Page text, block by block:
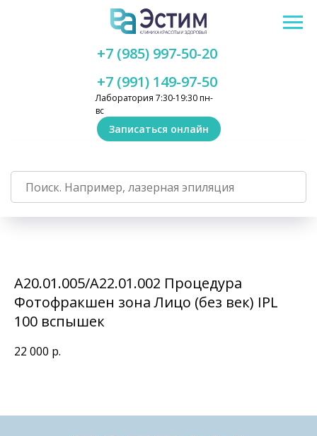
Лаборатория 7:30-19:30 пн-
вс
+7 (991) 149-97-50
+7 (985) 997-50-20
Записаться онлайн
А20.01.005/А22.01.002 Процедура
Фотофракшен зона Лицо (без век) IPL
100 вспышек
22 000 р.